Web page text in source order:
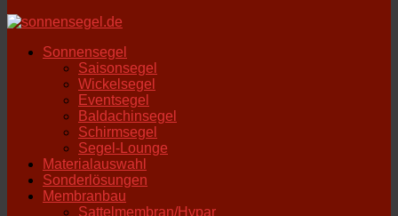
Sonnensegel
Saisonsegel
Wickelsegel
Eventsegel
Baldachinsegel
Schirmsegel
Segel-Lounge
Materialauswahl
Sonderlösungen
Membranbau
Sattelmembran/Hypar